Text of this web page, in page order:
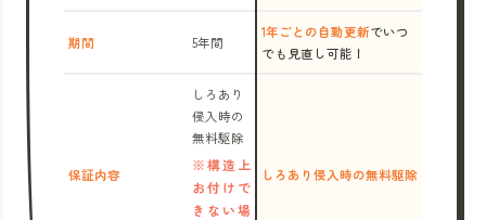
期間 5年間
1年ごとの自動更新でいつ
でも見直し可能！
保証内容
しろあり
侵入時の
無料駆除
※構造上
お付けで
きない場
しろあり侵入時の無料駆除